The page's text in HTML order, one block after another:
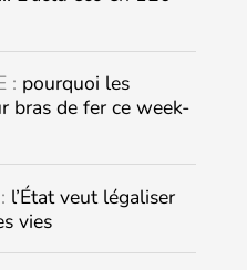
: pourquoi les
bras de fer ce week-
l’État veut légaliser
vies